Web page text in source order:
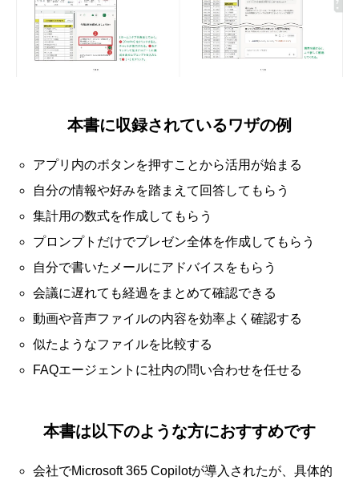
本書に収録されているワザの例
アプリ内のボタンを押すことから活用が始まる
自分の情報や好みを踏まえて回答してもらう
集計用の数式を作成してもらう
プロンプトだけでプレゼン全体を作成してもらう
自分で書いたメールにアドバイスをもらう
会議に遅れても経過をまとめて確認できる
動画や音声ファイルの内容を効率よく確認する
似たようなファイルを比較する
FAQエージェントに社内の問い合わせを任せる
本書は以下のような方におすすめです
会社でMicrosoft 365 Copilotが導入されたが、具体的